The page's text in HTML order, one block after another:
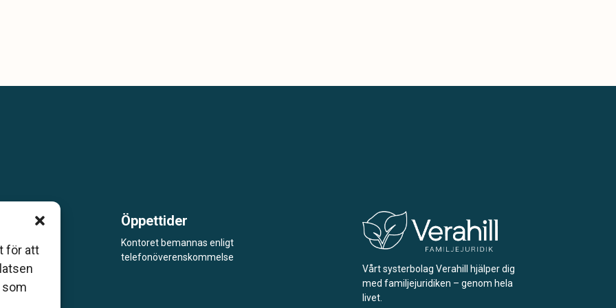
för att
som
Öppettider
Kontoret bemannas enligt
telefonöverenskommelse
Vårt systerbolag Verahill hjälper dig
med familjejuridiken – genom hela
livet.